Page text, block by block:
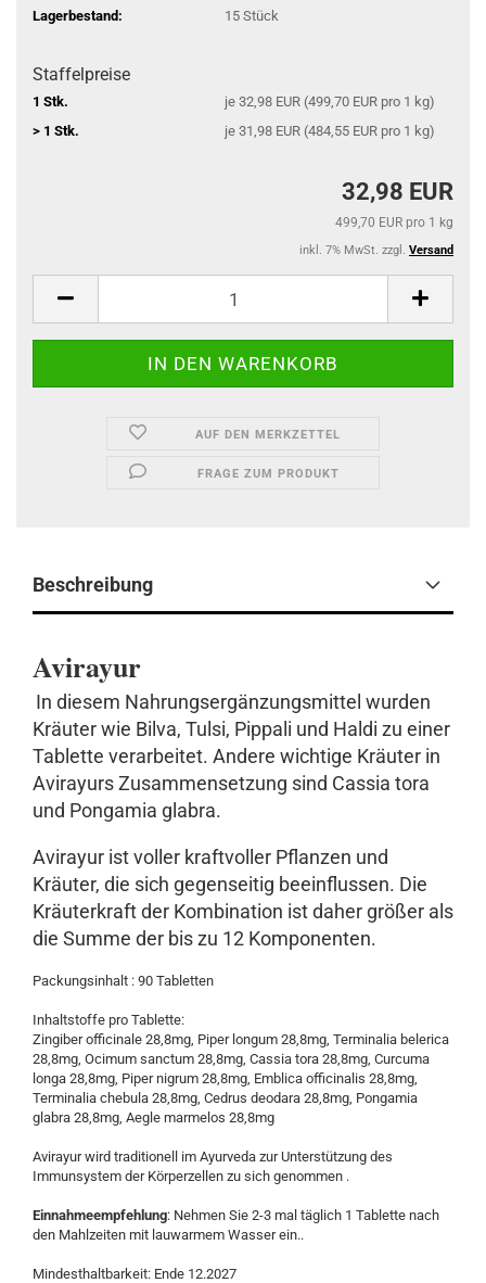
Lagerbestand: 15 Stück
Staffelpreise
1 Stk.
je 32,98 EUR (499,70 EUR pro 1 kg)
> 1 Stk.
je 31,98 EUR (484,55 EUR pro 1 kg)
32,98 EUR
499,70 EUR pro 1 kg
inkl. 7% MwSt. zzgl. Versand
AUF DEN MERKZETTEL
FRAGE ZUM PRODUKT
Beschreibung
Avirayur
In diesem Nahrungsergänzungsmittel wurden
Kräuter wie Bilva, Tulsi, Pippali und Haldi zu einer
Tablette verarbeitet. Andere wichtige Kräuter in
Avirayurs Zusammensetzung sind Cassia tora
und Pongamia glabra.
Avirayur ist voller kraftvoller Pflanzen und
Kräuter, die sich gegenseitig beeinflussen. Die
Kräuterkraft der Kombination ist daher größer als
die Summe der bis zu 12 Komponenten.
Packungsinhalt : 90 Tabletten
Inhaltstoffe pro Tablette:
Zingiber officinale 28,8mg, Piper longum 28,8mg, Terminalia belerica
28,8mg, Ocimum sanctum 28,8mg, Cassia tora 28,8mg, Curcuma
longa 28,8mg, Piper nigrum 28,8mg, Emblica officinalis 28,8mg,
Terminalia chebula 28,8mg, Cedrus deodara 28,8mg, Pongamia
glabra 28,8mg, Aegle marmelos 28,8mg
Avirayur wird traditionell im Ayurveda zur Unterstützung des
Immunsystem der Körperzellen zu sich genommen .
Einnahmeempfehlung: Nehmen Sie 2-3 mal täglich 1 Tablette nach
den Mahlzeiten mit lauwarmem Wasser ein..
Mindesthaltbarkeit: Ende 12.2027